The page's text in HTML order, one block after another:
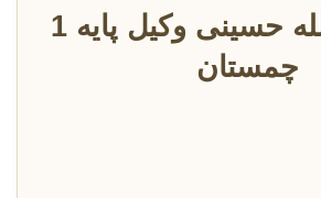
سید عطاالله حسینی وکیل پایه 1
چمستان